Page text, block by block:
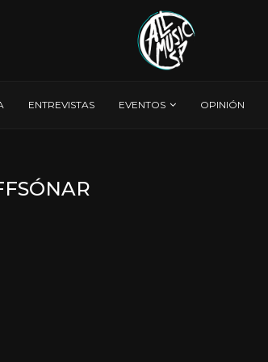
ENTREVISTAS EVENTOS OPINIÓN